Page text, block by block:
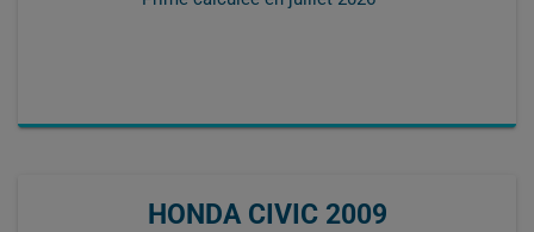
HONDA CIVIC 2009